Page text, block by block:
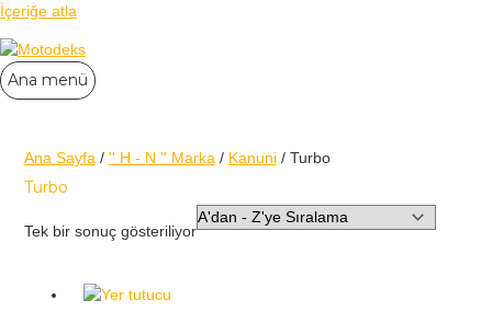
İçeriğe atla
Ana menü
Ana Sayfa / '' H - N '' Marka / Kanuni/ Turbo
Turbo
Tek bir sonuç gösteriliyor